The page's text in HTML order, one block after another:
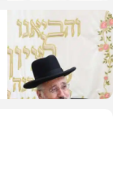
בעולם